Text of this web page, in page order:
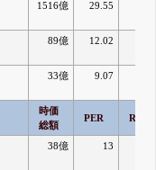
1516億 29.55
89億 12.02
33億 9.07
時価
総額
PER ROE
38億 13